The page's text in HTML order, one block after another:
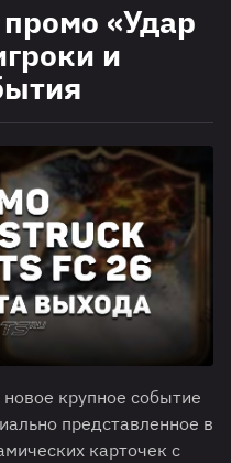
«Удар
и
крупное событие
представленное в
карточек с